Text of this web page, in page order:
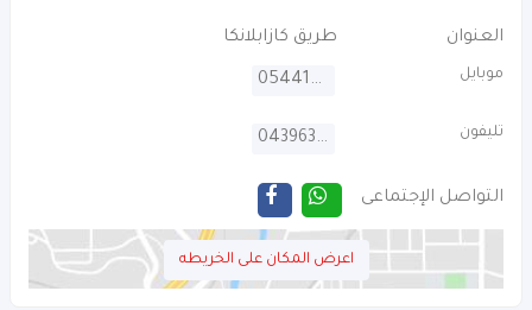
العنوان طريق كازابلانكا
موبايل 0544100149
تليفون 043963807
التواصل الإجتماعى
اعرض المكان على الخريطه